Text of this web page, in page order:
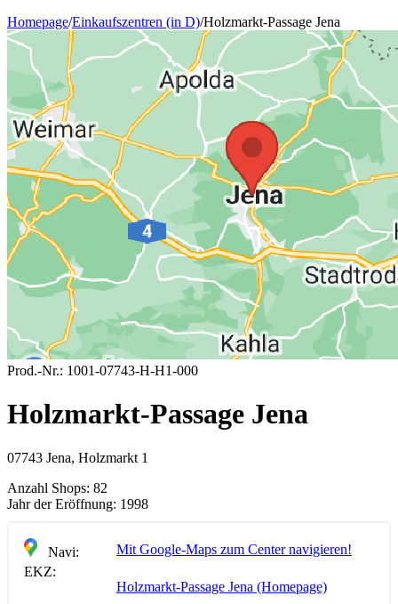
Homepage/Einkaufszentren (in D)/Holzmarkt-Passage Jena
Prod.-Nr.: 1001-07743-H-H1-000
Holzmarkt-Passage Jena
07743 Jena, Holzmarkt 1
Anzahl Shops: 82
Jahr der Eröffnung: 1998
Navi:
Mit Google-Maps zum Center navigieren!
EKZ:
Holzmarkt-Passage Jena (Homepage)